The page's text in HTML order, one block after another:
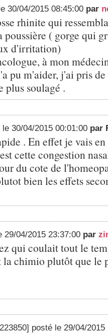
30/04/2015 08:45:00 par
rhinite qui
( gorge qui
d'irritation)
à mon
pu m'aider, j'ai pris
plus soulagé .
30/04/2015 00:01:00 par
. En effet je vais
cette congestion
du cote de
bien les effets
29/04/2015 23:37:00 par
qui coulait tout le
la chimio plutôt que le
posté le 29/04/